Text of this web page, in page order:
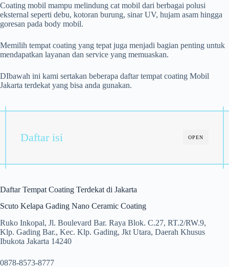
Coating mobil mampu melindung cat mobil dari berbagai polusi
eksternal seperti debu, kotoran burung, sinar UV, hujam asam hingga
goresan pada body mobil.
Memilih tempat coating yang tepat juga menjadi bagian penting untuk
mendapatkan layanan dan service yang memuaskan.
DIbawah ini kami sertakan beberapa daftar tempat coating Mobil
Jakarta terdekat yang bisa anda gunakan.
OPEN
Daftar isi
Daftar Tempat Coating Terdekat di Jakarta
Scuto Kelapa Gading Nano Ceramic Coating
Ruko Inkopal, Jl. Boulevard Bar. Raya Blok. C.27, RT.2/RW.9,
Klp. Gading Bar., Kec. Klp. Gading, Jkt Utara, Daerah Khusus
Ibukota Jakarta 14240
0878-8573-8777